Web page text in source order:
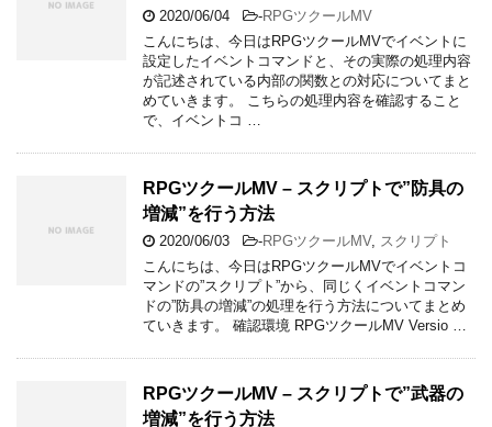
2020/06/04 -RPGツクールMV
こんにちは、今日はRPGツクールMVでイベントに
設定したイベントコマンドと、その実際の処理内容
が記述されている内部の関数との対応についてまと
めていきます。 こちらの処理内容を確認すること
で、イベントコ …
RPGツクールMV – スクリプトで”防具の
増減”を行う方法
2020/06/03 -RPGツクールMV, スクリプト
こんにちは、今日はRPGツクールMVでイベントコ
マンドの”スクリプト”から、同じくイベントコマン
ドの”防具の増減”の処理を行う方法についてまとめ
ていきます。 確認環境 RPGツクールMV Versio …
RPGツクールMV – スクリプトで”武器の
増減”を行う方法